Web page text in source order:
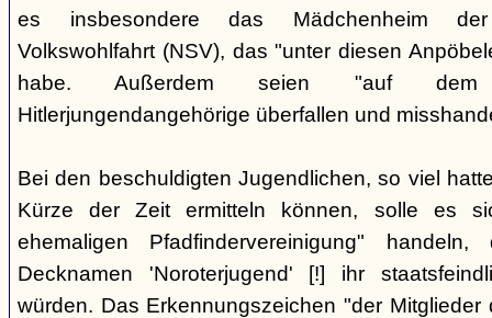
es insbesondere das Mädchenheim der
Volkswohlfahrt (NSV), das "unter diesen
habe. Außerdem seien "auf dem
Hitlerjungendangehörige überfallen und
Bei den beschuldigten Jugendlichen, so viel
Kürze der Zeit ermitteln können, solle es
ehemaligen Pfadfindervereinigung"
Decknamen 'Noroterjugend' [!] ihr
würden. Das Erkennungszeichen "der Mitglieder